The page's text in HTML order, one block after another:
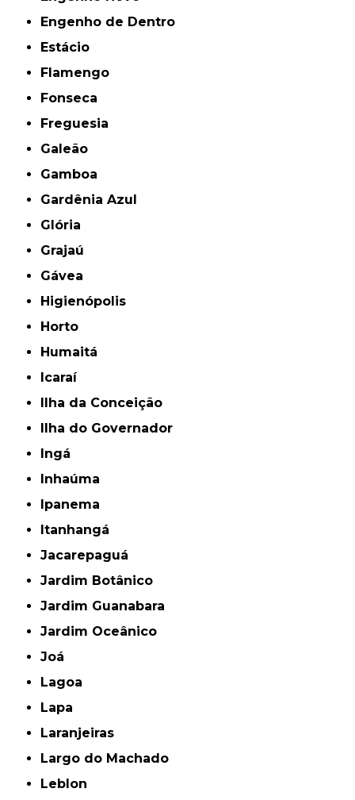
Engenho de Dentro
Estácio
Flamengo
Fonseca
Freguesia
Galeão
Gamboa
Gardênia Azul
Glória
Grajaú
Gávea
Higienópolis
Horto
Humaitá
Icaraí
Ilha da Conceição
Ilha do Governador
Ingá
Inhaúma
Ipanema
Itanhangá
Jacarepaguá
Jardim Botânico
Jardim Guanabara
Jardim Oceânico
Joá
Lagoa
Lapa
Laranjeiras
Largo do Machado
Leblon